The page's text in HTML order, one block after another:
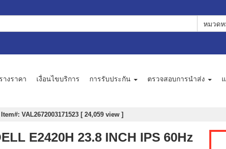
หมวด
างราคา เงื่อนไขบริการ การรับประกัน ตรวจสอบการนำส่ง
Item#: VAL2672003171523 [ 24,059 view ]
E2420H 23.8 INCH IPS 60Hz